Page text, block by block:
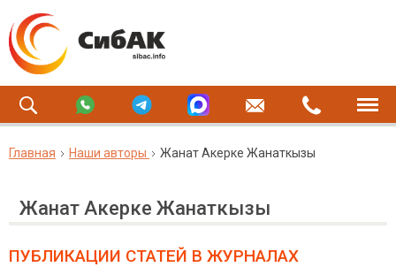
Главная Наши авторы Жанат Акерке Жанаткызы
Жанат Акерке Жанаткызы
ПУБЛИКАЦИИ СТАТЕЙ В ЖУРНАЛАХ